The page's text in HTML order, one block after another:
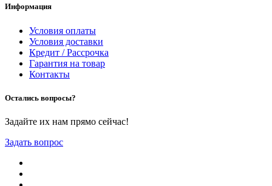
Информация
Условия оплаты
Условия доставки
Кредит / Рассрочка
Гарантия на товар
Контакты
Остались вопросы?
Задайте их нам прямо сейчас!
Задать вопрос